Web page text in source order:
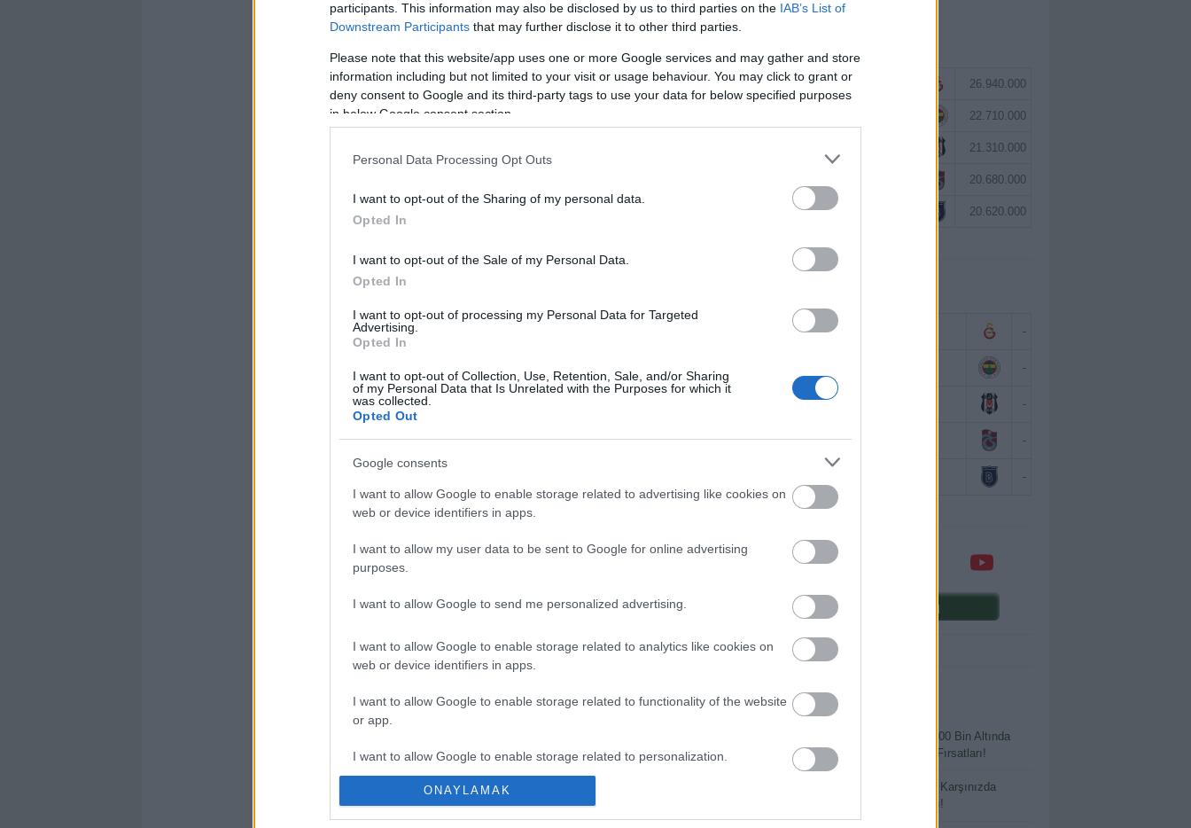
participants. This information may also be disclosed by us to third parties on the IAB’s List of
Downstream Participants that may further disclose it to other third parties.
Please note that this website/app uses one or more Google services and may gather and store
information including but not limited to your visit or usage behaviour. You may click to grant or
deny consent to Google and its third-party tags to use your data for below specified purposes
in below Google consent section.
Personal Data Processing Opt Outs
I want to opt-out of the Sharing of my personal data.
Opted In
I want to opt-out of the Sale of my Personal Data.
Opted In
I want to opt-out of processing my Personal Data for Targeted
Advertising.
Opted In
I want to opt-out of Collection, Use, Retention, Sale, and/or Sharing
of my Personal Data that Is Unrelated with the Purposes for which it
was collected.
Opted Out
Google consents
I want to allow Google to enable storage related to advertising like cookies on
web or device identifiers in apps.
I want to allow my user data to be sent to Google for online advertising
purposes.
I want to allow Google to send me personalized advertising.
I want to allow Google to enable storage related to analytics like cookies on
web or device identifiers in apps.
I want to allow Google to enable storage related to functionality of the website
or app.
I want to allow Google to enable storage related to personalization.
I want to allow Google to enable storage related to security, including
authentication functionality and fraud prevention, and other user protection.
ONAYLAMAK
Victor Osimhen 26.940.000
22.710.000
21.310.000
20.680.000
Eldor Shomurodov 20.620.000
Victor Osimhen -
-
Orkun Kökçü -
Paul Onuachu -
-
Comunio oyna
EN YENİ YAZILAR
Düşük Bütçeyle Büyük Kazanç: 400 Bin Altında
Kaçırılmaması Gereken Transfer Fırsatları!
Ya Patlayacak Ya da Parlayacak: Karşınızda
Comunio’nun En Riskli Oyuncuları!